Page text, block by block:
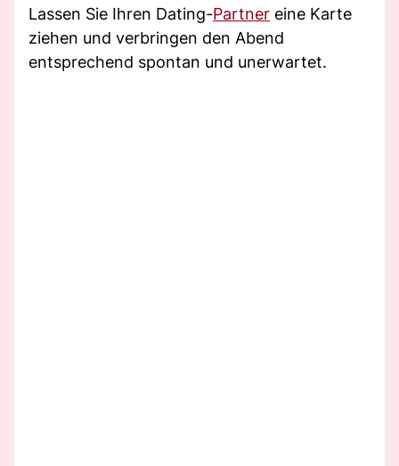
Lassen Sie Ihren Dating-Partner eine Karte
ziehen und verbringen den Abend
entsprechend spontan und unerwartet.